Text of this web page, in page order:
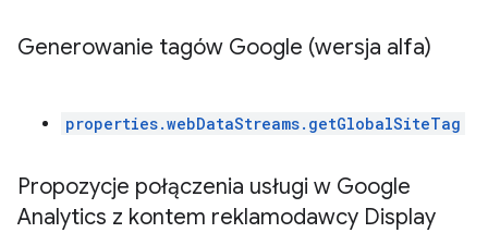
Generowanie tagów Google (wersja alfa)
properties.webDataStreams.getGlobalSiteTag
Propozycje połączenia usługi w Google
Analytics z kontem reklamodawcy Display